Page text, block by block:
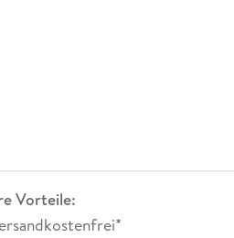
Vorteile: